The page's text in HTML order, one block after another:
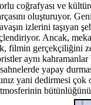
coğrafyası ve
oluşturuyor.
izlerini taşıyan
Ancak,
filmin gerçekçiliğini
aynı
yapay
yani dedirmesi çok